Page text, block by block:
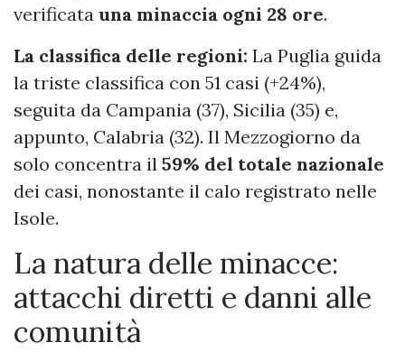
verificata una minaccia ogni 28 ore.
La classifica delle regioni: La Puglia guida
la triste classifica con 51 casi (+24%),
seguita da Campania (37), Sicilia (35) e,
appunto, Calabria (32). Il Mezzogiorno da
solo concentra il 59% del totale nazionale
dei casi, nonostante il calo registrato nelle
Isole.
La natura delle minacce:
attacchi diretti e danni alle
comunità